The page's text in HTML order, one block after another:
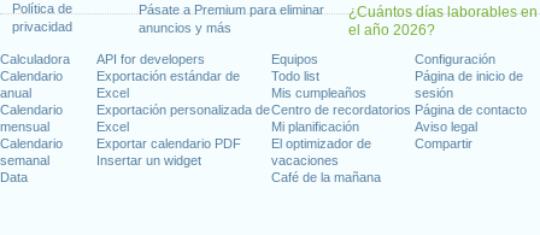
Política de
privacidad
Pásate a Premium para eliminar
anuncios y más
¿Cuántos días laborables en
el año 2026?
Calculadora
Calendario
anual
Calendario
mensual
Calendario
semanal
Data
API for developers
Exportación estándar de
Excel
Exportación personalizada de
Excel
Exportar calendario PDF
Insertar un widget
Equipos
Todo list
Mis cumpleaños
Centro de recordatorios
Mi planificación
El optimizador de
vacaciones
Café de la mañana
Configuración
Página de inicio de
sesión
Página de contacto
Aviso legal
Compartir
fin de semana
agosto, 2020
2020